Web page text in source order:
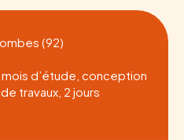
(92)
d’étude, conception
travaux, 2 jours